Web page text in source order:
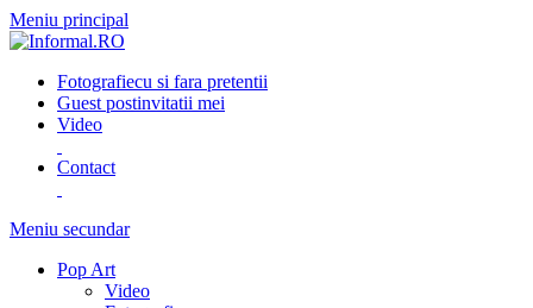
Meniu principal
Fotografiecu si fara pretentii
Guest postinvitatii mei
Video
Contact
Meniu secundar
Pop Art
Video